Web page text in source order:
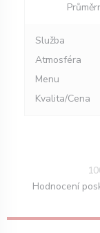
Služba
Atmosféra
Menu
Kvalita/Cena
Hodnocení